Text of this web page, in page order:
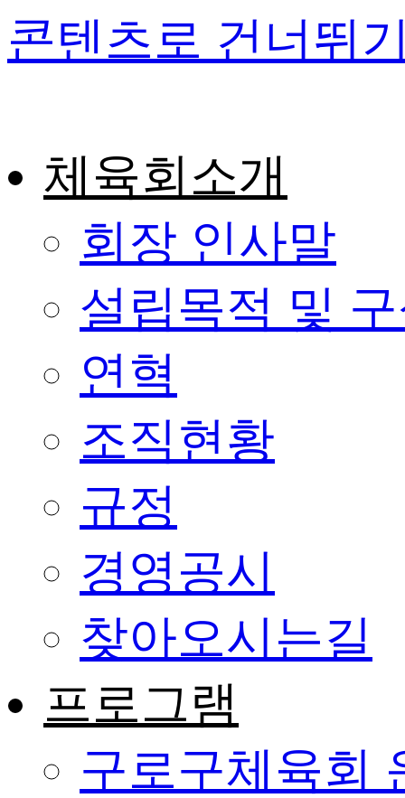
콘텐츠로 건너뛰
체육회소개
회장 인사말
설립목적 및
연혁
조직현황
규정
경영공시
찾아오시는길
프로그램
구로구체육회